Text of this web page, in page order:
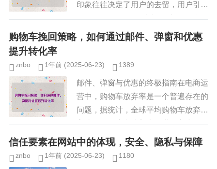
印象往往决定了用户的去留，用户引导
（Onboarding）作为新用户首次接触
产品的关键环节，直接影响用户的激活
购物车挽回策略，如何通过邮件、弹窗和优惠
提升转化率
znbo 1年前 (2025-06-23) 1389
邮件、弹窗与优惠的终极指南在电商运
营中，购物车放弃率是一个普遍存在的
问题，据统计，全球平均购物车放弃率
高达70%，这意味着大量潜在客户在最
后一步放弃了购买，如何有效挽回这些
信任要素在网站中的体现，安全、隐私与保障
znbo 1年前 (2025-06-23) 1180